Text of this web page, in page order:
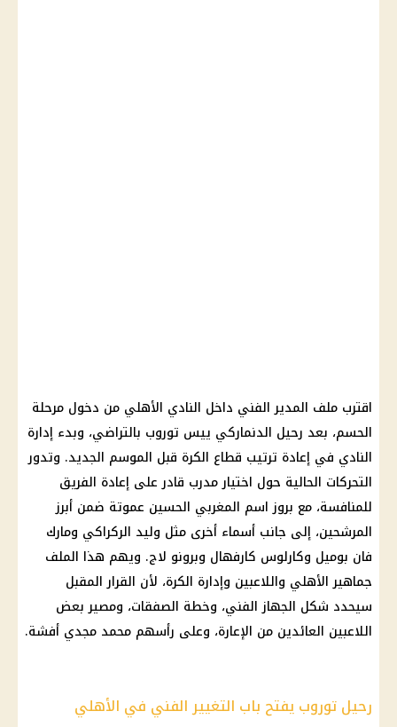
اقترب ملف المدير الفني داخل النادي الأهلي من دخول مرحلة
الحسم، بعد رحيل الدنماركي ييس توروب بالتراضي، وبدء إدارة
النادي في إعادة ترتيب قطاع الكرة قبل الموسم الجديد. وتدور
التحركات الحالية حول اختيار مدرب قادر على إعادة الفريق
للمنافسة، مع بروز اسم المغربي الحسين عموتة ضمن أبرز
المرشحين، إلى جانب أسماء أخرى مثل وليد الركراكي ومارك
فان بوميل وكارلوس كارفهال وبرونو لاج. ويهم هذا الملف
جماهير الأهلي واللاعبين وإدارة الكرة، لأن القرار المقبل
سيحدد شكل الجهاز الفني، وخطة الصفقات، ومصير بعض
اللاعبين العائدين من الإعارة، وعلى رأسهم محمد مجدي أفشة.
رحيل توروب يفتح باب التغيير الفني في الأهلي